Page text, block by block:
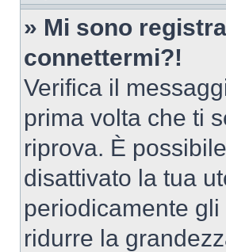
» Mi sono
connettermi?!
Verifica il
prima volta che ti
riprova. È
disattivato la tua
periodicamente
ridurre la